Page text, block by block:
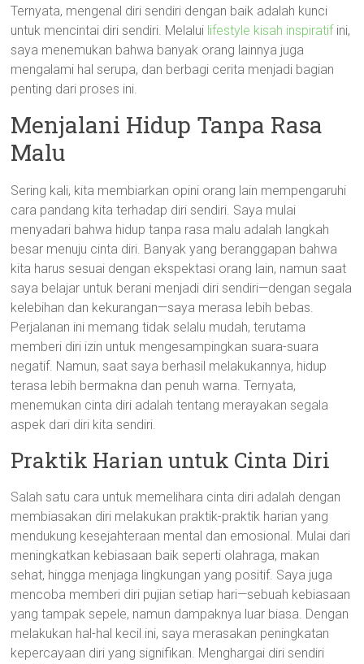
Ternyata, mengenal diri sendiri dengan baik adalah kunci
untuk mencintai diri sendiri. Melalui lifestyle kisah inspiratifini,
saya menemukan bahwa banyak orang lainnya juga
mengalami hal serupa, dan berbagi cerita menjadi bagian
penting dari proses ini.
Menjalani Hidup Tanpa Rasa
Malu
Sering kali, kita membiarkan opini orang lain mempengaruhi
cara pandang kita terhadap diri sendiri. Saya mulai
menyadari bahwa hidup tanpa rasa malu adalah langkah
besar menuju cinta diri. Banyak yang beranggapan bahwa
kita harus sesuai dengan ekspektasi orang lain, namun saat
saya belajar untuk berani menjadi diri sendiri—dengan segala
kelebihan dan kekurangan—saya merasa lebih bebas.
Perjalanan ini memang tidak selalu mudah, terutama
memberi diri izin untuk mengesampingkan suara-suara
negatif. Namun, saat saya berhasil melakukannya, hidup
terasa lebih bermakna dan penuh warna. Ternyata,
menemukan cinta diri adalah tentang merayakan segala
aspek dari diri kita sendiri.
Praktik Harian untuk Cinta Diri
Salah satu cara untuk memelihara cinta diri adalah dengan
membiasakan diri melakukan praktik-praktik harian yang
mendukung kesejahteraan mental dan emosional. Mulai dari
meningkatkan kebiasaan baik seperti olahraga, makan
sehat, hingga menjaga lingkungan yang positif. Saya juga
mencoba memberi diri pujian setiap hari—sebuah kebiasaan
yang tampak sepele, namun dampaknya luar biasa. Dengan
melakukan hal-hal kecil ini, saya merasakan peningkatan
kepercayaan diri yang signifikan. Menghargai diri sendiri